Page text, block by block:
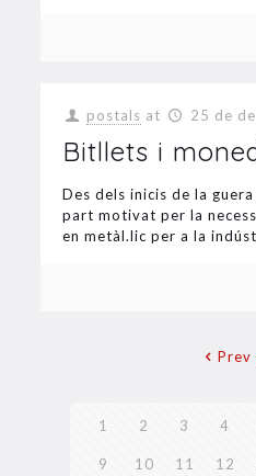
postals at 25 de
Bitllets i
Des dels inicis de la
part motivat per la
en metàl.lic per a la
Prev
1 2 3 4
9 10 11 12